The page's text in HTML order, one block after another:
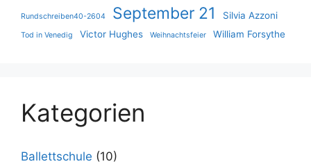
Rundschreiben40-2604 September 21 Silvia Azzoni
Tod in Venedig Victor Hughes Weihnachtsfeier William Forsythe
Kategorien
Ballettschule (10)